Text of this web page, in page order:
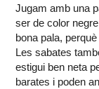
Jugam amb una
ser de color
bona pala,
Les sabates
estigui ben neta
barates i poden